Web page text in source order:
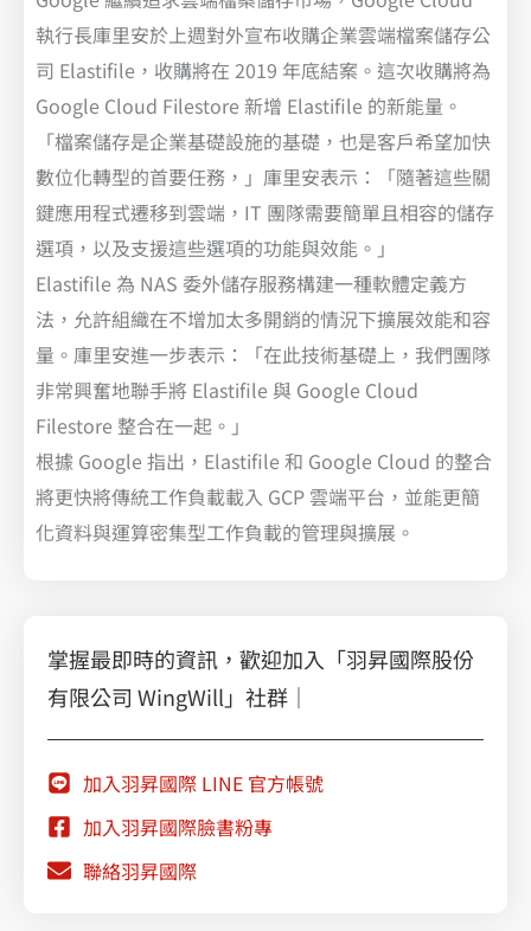
執行長庫里安於上週對外宣布收購企業雲端檔案儲存公
司 Elastifile，收購將在 2019 年底結案。這次收購將為
Google Cloud Filestore 新增 Elastifile 的新能量。
「檔案儲存是企業基礎設施的基礎，也是客戶希望加快
數位化轉型的首要任務，」庫里安表示：「隨著這些關
鍵應用程式遷移到雲端，IT 團隊需要簡單且相容的儲存
選項，以及支援這些選項的功能與效能。」
Elastifile 為 NAS 委外儲存服務構建一種軟體定義方
法，允許組織在不增加太多開銷的情況下擴展效能和容
量。庫里安進一步表示：「在此技術基礎上，我們團隊
非常興奮地聯手將 Elastifile 與 Google Cloud
Filestore 整合在一起。」
根據 Google 指出，Elastifile 和 Google Cloud 的整合
將更快將傳統工作負載載入 GCP 雲端平台，並能更簡
化資料與運算密集型工作負載的管理與擴展。
掌握最即時的資訊，歡迎加入「羽昇國際股份
有限公司 WingWill」社群｜
加入羽昇國際 LINE 官方帳號
加入羽昇國際臉書粉專
聯絡羽昇國際